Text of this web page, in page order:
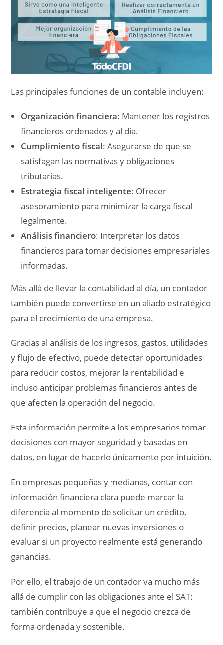
Las principales funciones de un contable incluyen:
Organización financiera: Mantener los registros
financieros ordenados y al día.
Cumplimiento fiscal: Asegurarse de que se
satisfagan las normativas y obligaciones
tributarias.
Estrategia fiscal inteligente: Ofrecer
asesoramiento para minimizar la carga fiscal
legalmente.
Análisis financiero: Interpretar los datos
financieros para tomar decisiones empresariales
informadas.
Más allá de llevar la contabilidad al día, un contador
también puede convertirse en un aliado estratégico
para el crecimiento de una empresa.
Gracias al análisis de los ingresos, gastos, utilidades
y flujo de efectivo, puede detectar oportunidades
para reducir costos, mejorar la rentabilidad e
incluso anticipar problemas financieros antes de
que afecten la operación del negocio.
Esta información permite a los empresarios tomar
decisiones con mayor seguridad y basadas en
datos, en lugar de hacerlo únicamente por intuición.
En empresas pequeñas y medianas, contar con
información financiera clara puede marcar la
diferencia al momento de solicitar un crédito,
definir precios, planear nuevas inversiones o
evaluar si un proyecto realmente está generando
ganancias.
Por ello, el trabajo de un contador va mucho más
allá de cumplir con las obligaciones ante el SAT:
también contribuye a que el negocio crezca de
forma ordenada y sostenible.